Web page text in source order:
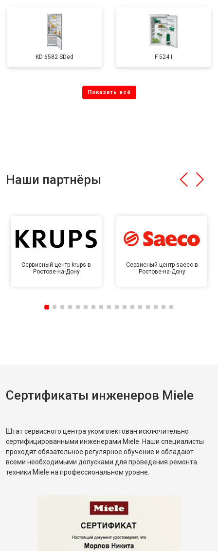
KD 6582 SDed F 524 I
Наши партнёры
Сервисный центр krups в
Ростове-на-Дону
Сервисный центр saeco в
Ростове-на-Дону
Сертификаты инженеров Miele
Штат сервисного центра укомплектован исключительно
сертифицированными инженерами Miele. Наши специалисты
проходят обязательное регулярное обучение и обладают
всеми необходимыми допусками для проведения ремонта
техники Miele на профессиональном уровне.